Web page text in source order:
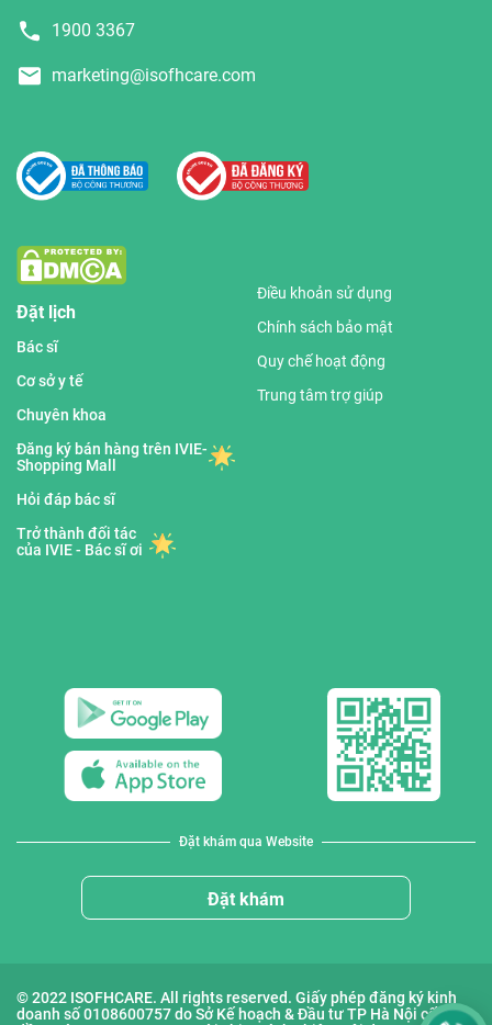
1900 3367
marketing@isofhcare.com
Đặt lịch
Bác sĩ
Cơ sở y tế
Chuyên khoa
Đăng ký bán hàng trên IVIE-
Shopping Mall
Hỏi đáp bác sĩ
Trở thành đối tác
của IVIE - Bác sĩ ơi
Điều khoản sử dụng
Chính sách bảo mật
Quy chế hoạt động
Trung tâm trợ giúp
Đặt khám qua Website
Đặt khám
© 2022 ISOFHCARE. All rights reserved. Giấy phép đăng ký kinh
doanh số 0108600757 do Sở Kế hoạch & Đầu tư TP Hà Nội cấp lần